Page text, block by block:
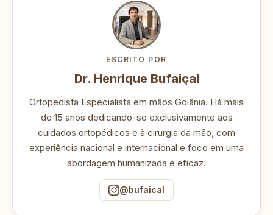
ESCRITO POR
Dr. Henrique Bufaiçal
Ortopedista Especialista em mãos Goiânia. Há mais
de 15 anos dedicando-se exclusivamente aos
cuidados ortopédicos e à cirurgia da mão, com
experiência nacional e internacional e foco em uma
abordagem humanizada e eficaz.
@bufaical